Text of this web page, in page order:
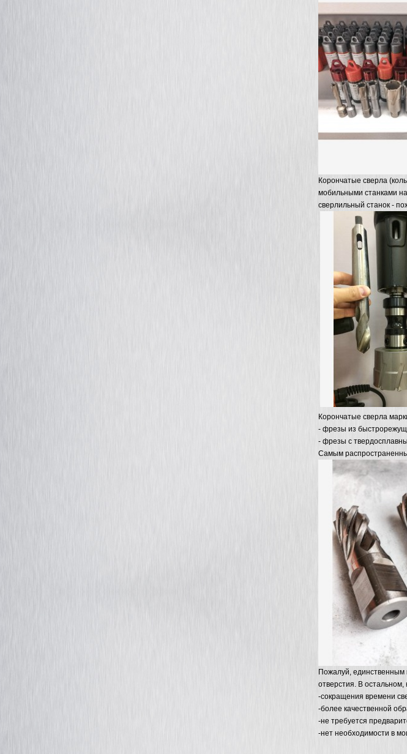
Корончатые сверла
мобильными станками
сверлильный станок -
Корончатые сверла
- фрезы из
- фрезы с
Самым
Пожалуй, единственным
отверстия. В
-сокращения времени
-более качественной
-не требуется
-нет необходимости в